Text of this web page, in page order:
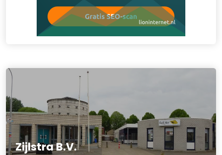
Zijlstra B.V.